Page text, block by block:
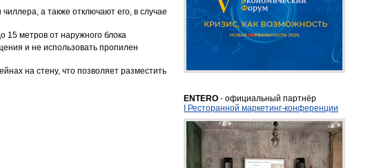
а также отключают его, в случае
15 метров от наружного блока
и не использовать пропилен
на стену, что позволяет разместить
ENTERO - официальный партнёр
I Ресторанной маркетинг-конференции